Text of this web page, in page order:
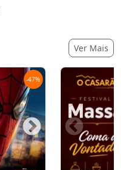
Ver Mais
-47%